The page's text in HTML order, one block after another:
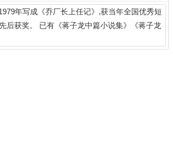
年写成《乔厂长上任记》,获当年全国优秀短
后获奖。 已有《蒋子龙中篇小说集》《蒋子龙